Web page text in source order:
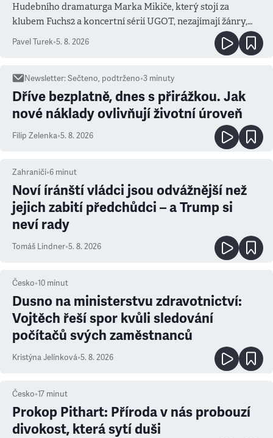
Hudebního dramaturga Marka Mikiče, který stojí za
klubem Fuchs2 a koncertní sérií UGOT, nezajímají žánry,
ale atmosféra
Pavel Turek•5. 8. 2026
Newsletter:Sečteno, podtrženo•3 minuty
Dříve bezplatně, dnes s přirážkou. Jak
nové náklady ovlivňují životní úroveň
Filip Zelenka•5. 8. 2026
Zahraničí•6 minut
Noví íránští vládci jsou odvážnější než
jejich zabití předchůdci – a Trump si
neví rady
Tomáš Lindner•5. 8. 2026
Česko•10 minut
Dusno na ministerstvu zdravotnictví:
Vojtěch řeší spor kvůli sledování
počítačů svých zaměstnanců
Kristýna Jelínková•5. 8. 2026
Česko•17 minut
Prokop Pithart: Příroda v nás probouzí
divokost, která sytí duši